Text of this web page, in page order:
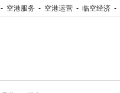
- 空港服务 - 空港运营 - 临空经济 -